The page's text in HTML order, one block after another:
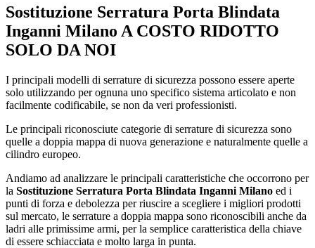
Sostituzione Serratura Porta Blindata
Inganni Milano A COSTO RIDOTTO
SOLO DA NOI
I principali modelli di serrature di sicurezza possono essere aperte
solo utilizzando per ognuna uno specifico sistema articolato e non
facilmente codificabile, se non da veri professionisti.
Le principali riconosciute categorie di serrature di sicurezza sono
quelle a doppia mappa di nuova generazione e naturalmente quelle a
cilindro europeo.
Andiamo ad analizzare le principali caratteristiche che occorrono per
la Sostituzione Serratura Porta Blindata Inganni Milano ed i
punti di forza e debolezza per riuscire a scegliere i migliori prodotti
sul mercato, le serrature a doppia mappa sono riconoscibili anche da
ladri alle primissime armi, per la semplice caratteristica della chiave
di essere schiacciata e molto larga in punta.